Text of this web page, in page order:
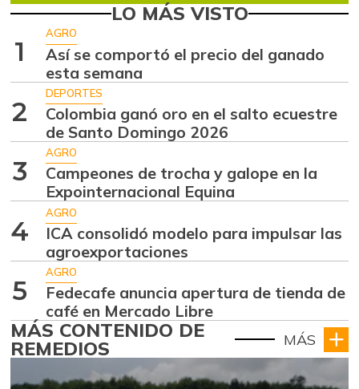
LO MÁS VISTO
1
AGRO
Así se comportó el precio del ganado
esta semana
2
DEPORTES
Colombia ganó oro en el salto ecuestre
de Santo Domingo 2026
3
AGRO
Campeones de trocha y galope en la
Expointernacional Equina
4
AGRO
ICA consolidó modelo para impulsar las
agroexportaciones
5
AGRO
Fedecafe anuncia apertura de tienda de
café en Mercado Libre
MÁS CONTENIDO DE
REMEDIOS MÁS